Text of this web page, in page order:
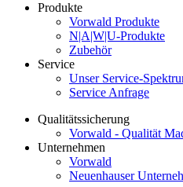
Produkte
Vorwald Produkte
N|A|W|U-Produkte
Zubehör
Service
Unser Service-
Service Anfrage
Qualitätssicherung
Vorwald - Qualität
Unternehmen
Vorwald
Neuenhauser